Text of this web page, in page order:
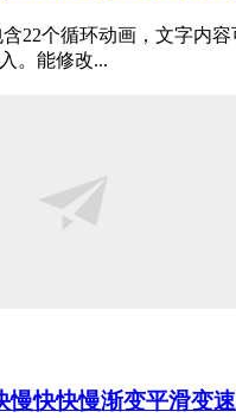
22个循环动画，文字内
。能修改...
慢快快慢渐变平滑变